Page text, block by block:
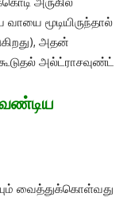
மூடியிருந்தால்
அதன்
அல்ட்ராசவுண்ட்
வைத்துக்கொள்வது